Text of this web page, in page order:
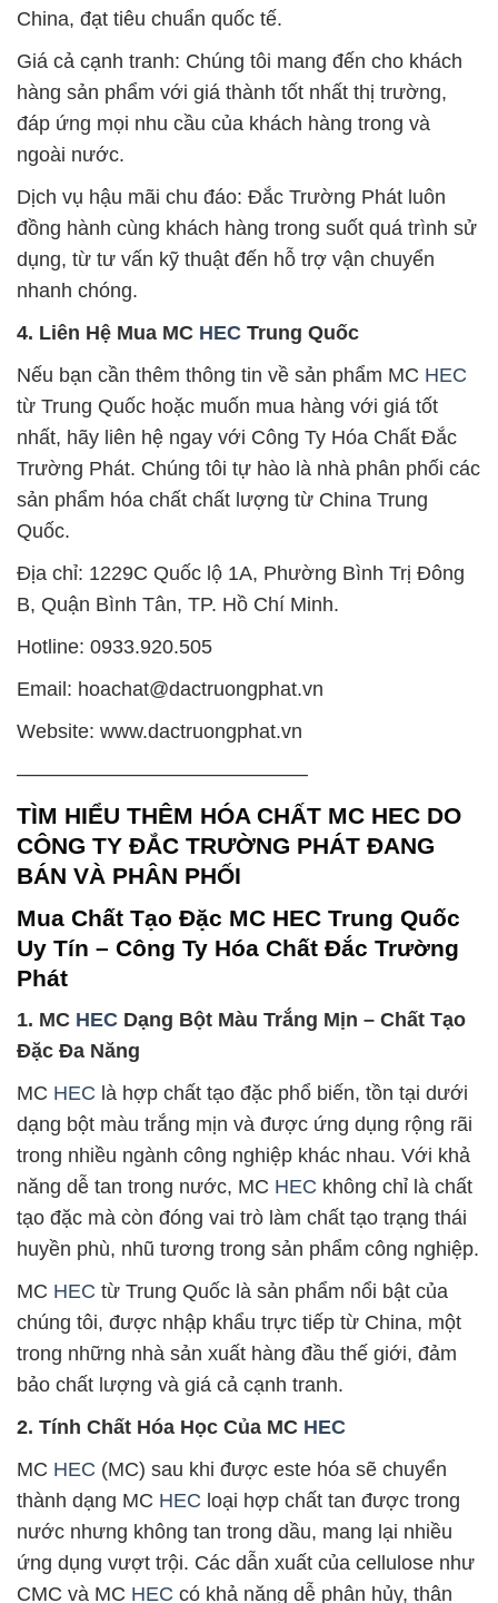
China, đạt tiêu chuẩn quốc tế.
Giá cả cạnh tranh: Chúng tôi mang đến cho khách
hàng sản phẩm với giá thành tốt nhất thị trường,
đáp ứng mọi nhu cầu của khách hàng trong và
ngoài nước.
Dịch vụ hậu mãi chu đáo: Đắc Trường Phát luôn
đồng hành cùng khách hàng trong suốt quá trình sử
dụng, từ tư vấn kỹ thuật đến hỗ trợ vận chuyển
nhanh chóng.
4. Liên Hệ Mua MC HEC Trung Quốc
Nếu bạn cần thêm thông tin về sản phẩm MC HEC
từ Trung Quốc hoặc muốn mua hàng với giá tốt
nhất, hãy liên hệ ngay với Công Ty Hóa Chất Đắc
Trường Phát. Chúng tôi tự hào là nhà phân phối các
sản phẩm hóa chất chất lượng từ China Trung
Quốc.
Địa chỉ: 1229C Quốc lộ 1A, Phường Bình Trị Đông
B, Quận Bình Tân, TP. Hồ Chí Minh.
Hotline: 0933.920.505
Email: hoachat@dactruongphat.vn
Website: www.dactruongphat.vn
——————————————–
TÌM HIỂU THÊM HÓA CHẤT MC HEC DO
CÔNG TY ĐẮC TRƯỜNG PHÁT ĐANG
BÁN VÀ PHÂN PHỐI
Mua Chất Tạo Đặc MC HEC Trung Quốc
Uy Tín – Công Ty Hóa Chất Đắc Trường
Phát
1. MC HEC Dạng Bột Màu Trắng Mịn – Chất Tạo
Đặc Đa Năng
MC HEC là hợp chất tạo đặc phổ biến, tồn tại dưới
dạng bột màu trắng mịn và được ứng dụng rộng rãi
trong nhiều ngành công nghiệp khác nhau. Với khả
năng dễ tan trong nước, MC HEC không chỉ là chất
tạo đặc mà còn đóng vai trò làm chất tạo trạng thái
huyền phù, nhũ tương trong sản phẩm công nghiệp.
MC HEC từ Trung Quốc là sản phẩm nổi bật của
chúng tôi, được nhập khẩu trực tiếp từ China, một
trong những nhà sản xuất hàng đầu thế giới, đảm
bảo chất lượng và giá cả cạnh tranh.
2. Tính Chất Hóa Học Của MC HEC
MC HEC (MC) sau khi được este hóa sẽ chuyển
thành dạng MC HEC loại hợp chất tan được trong
nước nhưng không tan trong dầu, mang lại nhiều
ứng dụng vượt trội. Các dẫn xuất của cellulose như
CMC và MC HEC có khả năng dễ phân hủy, thân